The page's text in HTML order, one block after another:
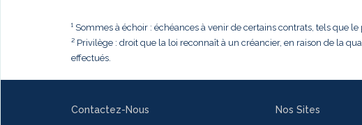
¹ Sommes à échoir : échéances à venir de certains contrats, tels que
² Privilège : droit que la loi reconnaît à un créancier, en raison de la
effectués.
Contactez-Nous Nos Sites